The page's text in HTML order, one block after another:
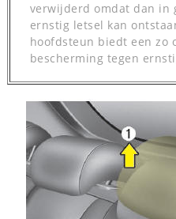
verwijderd omdat dan in
ernstig letsel kan
hoofdsteun biedt een zo
bescherming tegen